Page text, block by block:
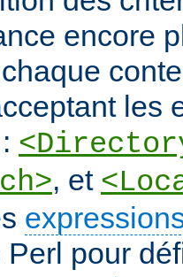
encore
les
, et
pour